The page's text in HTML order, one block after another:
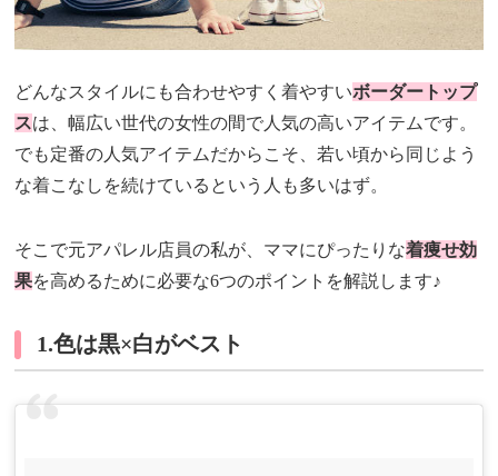
どんなスタイルにも合わせやすく着やすいボーダートップ
スは、幅広い世代の女性の間で人気の高いアイテムです。
でも定番の人気アイテムだからこそ、若い頃から同じよう
な着こなしを続けているという人も多いはず。
そこで元アパレル店員の私が、ママにぴったりな着痩せ効
果を高めるために必要な6つのポイントを解説します♪
1.色は黒×白がベスト